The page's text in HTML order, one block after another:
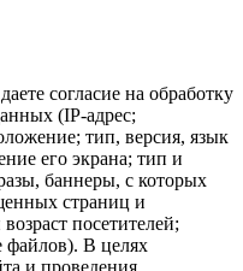
согласие на обработку
(IP-адрес;
тип, версия, язык
его экрана; тип и
баннеры, с которых
страниц и
посетителей;
файлов). В целях